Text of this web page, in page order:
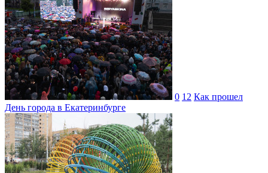
0 12 Как прошел
День города в Екатеринбурге